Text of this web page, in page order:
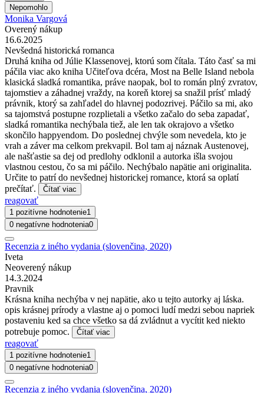
Nepomohlo
Monika Vargová
Overený nákup
16.6.2025
Nevšedná historická romanca
Druhá kniha od Júlie Klassenovej, ktorú som čítala. Táto časť sa mi
páčila viac ako kniha Učiteľova dcéra, Most na Belle Island nebola
klasická sladká romantika, práve naopak, bol to román plný zvratov,
tajomstiev a záhadnej vraždy, na koreň ktorej sa snažil prísť mladý
právnik, ktorý sa zahľadel do hlavnej podozrivej. Páčilo sa mi, ako
sa tajomstvá postupne rozplietali a všetko začalo do seba zapadať,
sladká romantika nechýbala tiež, ale len tak okrajovo a všetko
skončilo happyendom. Do poslednej chvýle som nevedela, kto je
vrah a záver ma celkom prekvapil. Bol tam aj náznak Austenovej,
ale našťastie sa dej od predlohy odklonil a autorka išla svojou
vlastnou cestou, čo sa mi páčilo. Nechýbalo napätie ani originalita.
Určite to patrí do nevšednej historickej romance, ktorá sa oplatí
prečítať.
Čítať viac
reagovať
1 pozitívne hodnotenie1
0 negatívne hodnotenia0
Recenzia z iného vydania (slovenčina, 2020)
Iveta
Neoverený nákup
14.3.2024
Pravnik
Krásna kniha nechýba v nej napätie, ako u tejto autorky aj láska.
opis krásnej prírody a vlastne aj o pomoci ludí medzi sebou napriek
postaveniu ked sa chce všetko sa dá zvládnut a vycítit ked niekto
potrebuje pomoc.
Čítať viac
reagovať
1 pozitívne hodnotenie1
0 negatívne hodnotenia0
Recenzia z iného vydania (slovenčina, 2020)